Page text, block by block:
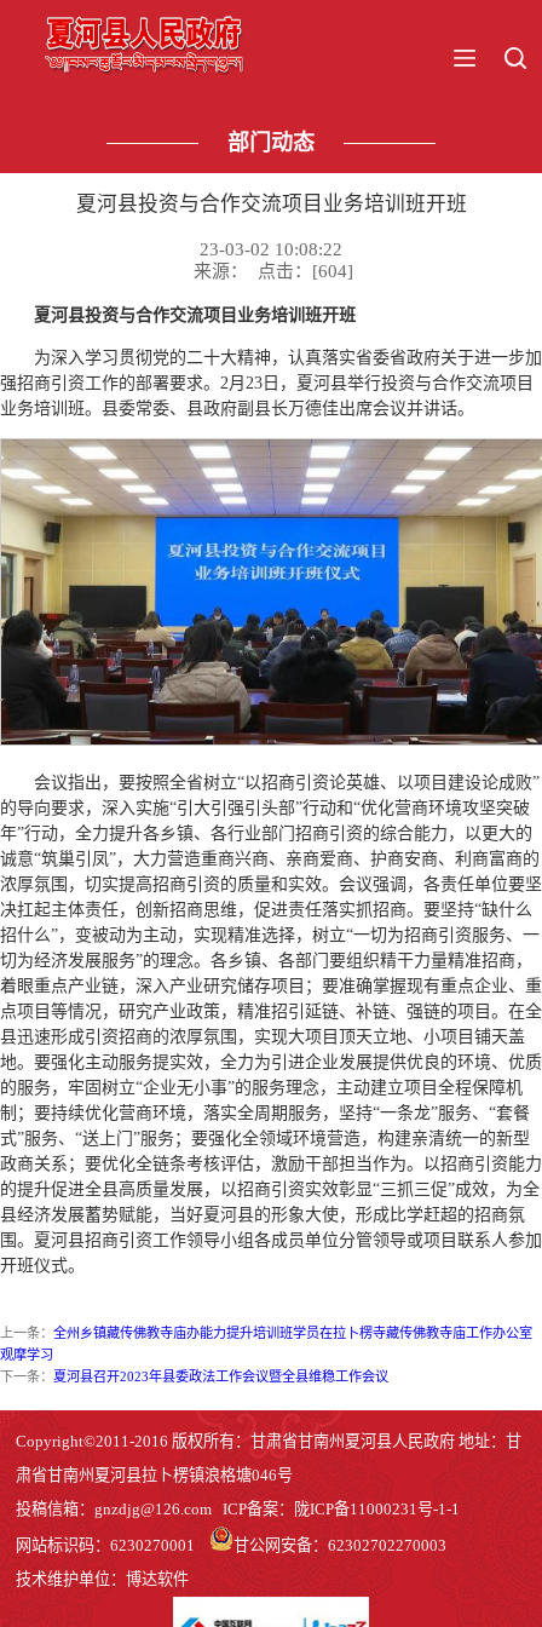
部门动态
夏河县投资与合作交流项目业务培训班开班
23-03-02 10:08:22
来源： 点击：[604]
夏河县投资与合作交流项目业务培训班开班
为深入学习贯彻党的二十大精神，认真落实省委省政府关于进一步加
强招商引资工作的部署要求。2月23日，夏河县举行投资与合作交流项目
业务培训班。县委常委、县政府副县长万德佳出席会议并讲话。
会议指出，要按照全省树立“以招商引资论英雄、以项目建设论成败”
的导向要求，深入实施“引大引强引头部”行动和“优化营商环境攻坚突破
年”行动，全力提升各乡镇、各行业部门招商引资的综合能力，以更大的
诚意“筑巢引凤”，大力营造重商兴商、亲商爱商、护商安商、利商富商的
浓厚氛围，切实提高招商引资的质量和实效。会议强调，各责任单位要坚
决扛起主体责任，创新招商思维，促进责任落实抓招商。要坚持“缺什么
招什么”，变被动为主动，实现精准选择，树立“一切为招商引资服务、一
切为经济发展服务”的理念。各乡镇、各部门要组织精干力量精准招商，
着眼重点产业链，深入产业研究储存项目；要准确掌握现有重点企业、重
点项目等情况，研究产业政策，精准招引延链、补链、强链的项目。在全
县迅速形成引资招商的浓厚氛围，实现大项目顶天立地、小项目铺天盖
地。要强化主动服务提实效，全力为引进企业发展提供优良的环境、优质
的服务，牢固树立“企业无小事”的服务理念，主动建立项目全程保障机
制；要持续优化营商环境，落实全周期服务，坚持“一条龙”服务、“套餐
式”服务、“送上门”服务；要强化全领域环境营造，构建亲清统一的新型
政商关系；要优化全链条考核评估，激励干部担当作为。以招商引资能力
的提升促进全县高质量发展，以招商引资实效彰显“三抓三促”成效，为全
县经济发展蓄势赋能，当好夏河县的形象大使，形成比学赶超的招商氛
围。夏河县招商引资工作领导小组各成员单位分管领导或项目联系人参加
开班仪式。
上一条： 全州乡镇藏传佛教寺庙办能力提升培训班学员在拉卜楞寺藏传佛教寺庙工作办公室
观摩学习
下一条： 夏河县召开2023年县委政法工作会议暨全县维稳工作会议
Copyright©2011-2016 版权所有：甘肃省甘南州夏河县人民政府 地址：甘
肃省甘南州夏河县拉卜楞镇浪格塘046号
投稿信箱：gnzdjg@126.com ICP备案： 陇ICP备11000231号-1-1
网站标识码：6230270001
甘公网安备：62302702270003
技术维护单位：博达软件